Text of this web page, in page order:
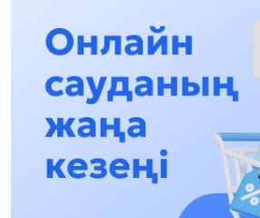
13:13, 30 Шілде 2026
Асхат Асылбеков: Күшті
тұлғалар керек!
12:01, 28 Шілде 2026
Абзал Достияр: Думан